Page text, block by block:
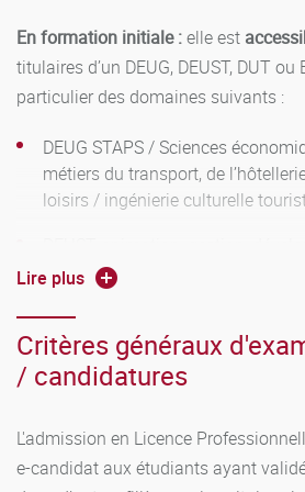
Mémoire
importante de l’expérience acquise
projet tutoré. Sa réalisation permet
l’utilisation de concepts permettant
des résolutions de problèmes. Le
une soutenance qui vise à cerner les
par l’étudiant entre les aspects
Cette soutenance se fera en
professionnels.
En formation initiale :elle est
titulaires d’un DEUG, DEUST, DUT ou
particulier des domaines suivants :
DEUG STAPS / Sciences
métiers du transport, de
loisirs / ingénierie culturelle
Gestion, administration,
socio-sportif / Management des
sportives / Métiers de la culture
culturel…
Techniques de
administrative et commerciale…
Lire plus
Critères généraux
/ candidatures
L'admission en Licence
e-candidat aux étudiants ayant